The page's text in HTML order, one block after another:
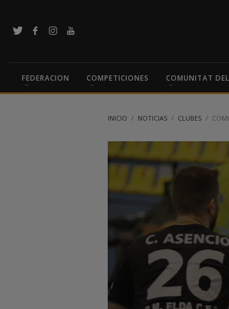
FEDERACION COMPETICIONES COMUNITAT
INICIO NOTICIAS CLUBES